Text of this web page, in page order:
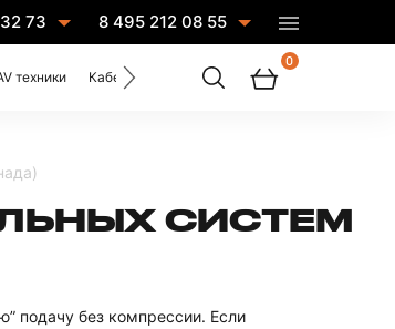
73 8 495 212 08 55
техники Кабели Услуги
0
СИСТЕМ
подачу без компрессии. Если